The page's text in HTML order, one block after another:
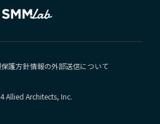
護方針情報の外部送信について
Allied Architects, Inc.